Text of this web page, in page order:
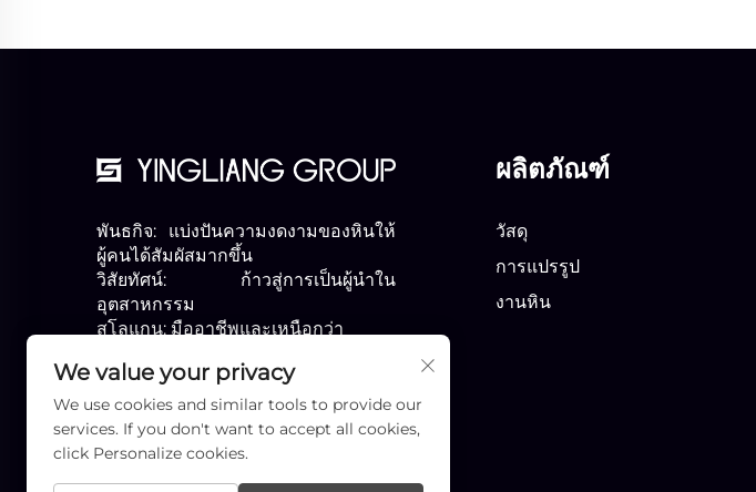
พันธกิจ: แบ่งปันความงดงามของหินให้
ผู้คนได้สัมผัสมากขึ้น
วิสัยทัศน์: ก้าวสู่การเป็นผู้นำใน
อุตสาหกรรม
สโลแกน: มืออาชีพและเหนือกว่า
ผลิตภัณฑ์
วัสดุ
การแปรรูป
งานหิน
We value your privacy
We use cookies and similar tools to provide our
services. If you don't want to accept all cookies,
click Personalize cookies.